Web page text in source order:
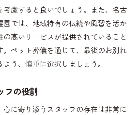
考慮すると良いでしょう。また、名古
園では、地域特有の伝統や風習を活か
の高いサービスが提供されていること
。ペット葬儀を通じて、最後のお別れ
う、慎重に選択しましょう。
フの役割
に寄り添うスタッフの存在は非常に